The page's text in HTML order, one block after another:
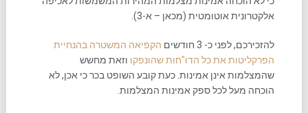
אלקטרונית אוטומטית (מכאן – א-3).
להזכירכם, לפני כ- 3 חודשים
הקפיאה המשטרה בהנחיית
הפרקליטות את כל הדו"חות שהונפקו וזאת מחשש
שהמצלמות אינן אמינות. כעת קובע השופט בכר כי אכן, לא
הוכחה מעל לכל ספק אמינות המצלמות.